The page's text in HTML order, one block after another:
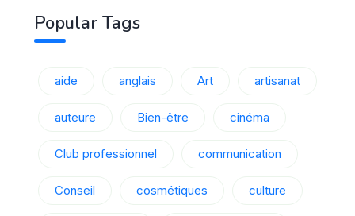
Popular Tags
aide anglais Art artisanat
auteure Bien-être cinéma
Club professionnel communication
Conseil cosmétiques culture